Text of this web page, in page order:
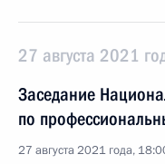
27 августа 2021
Заседание
по
27 августа 2021 года,